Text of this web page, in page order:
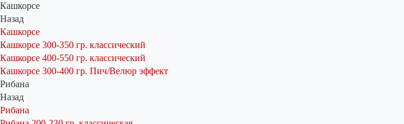
Кашкорсе
Назад
Кашкорсе
Кашкорсе 300-350 гр. классический
Кашкорсе 400-550 гр. классический
Кашкорсе 300-400 гр. Пич/Велюр эффект
Рибана
Назад
Рибана